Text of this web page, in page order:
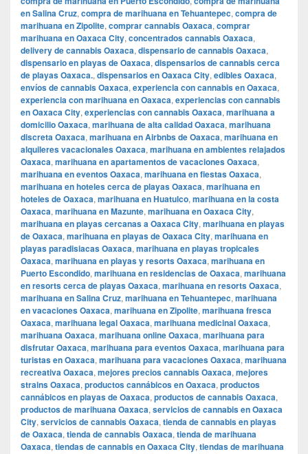
en Salina Cruz, compra de marihuana en Tehuantepec, compra de
marihuana en Zipolite, comprar cannabis Oaxaca, comprar
marihuana en Oaxaca City, concentrados cannabis Oaxaca,
delivery de cannabis Oaxaca, dispensario de cannabis Oaxaca,
dispensario en playas de Oaxaca, dispensarios de cannabis cerca
de playas Oaxaca., dispensarios en Oaxaca City, edibles Oaxaca,
envíos de cannabis Oaxaca, experiencia con cannabis en Oaxaca,
experiencia con marihuana en Oaxaca, experiencias con cannabis
en Oaxaca City, experiencias con cannabis Oaxaca, marihuana a
domicilio Oaxaca, marihuana de alta calidad Oaxaca, marihuana
discreta Oaxaca, marihuana en Airbnbs de Oaxaca, marihuana en
alquileres vacacionales Oaxaca, marihuana en ambientes relajados
Oaxaca, marihuana en apartamentos de vacaciones Oaxaca,
marihuana en eventos Oaxaca, marihuana en fiestas Oaxaca,
marihuana en hoteles cerca de playas Oaxaca, marihuana en
hoteles de Oaxaca, marihuana en Huatulco, marihuana en la costa
Oaxaca, marihuana en Mazunte, marihuana en Oaxaca City,
marihuana en playas cercanas a Oaxaca City, marihuana en playas
de Oaxaca, marihuana en playas de Oaxaca City, marihuana en
playas paradisiacas Oaxaca, marihuana en playas tropicales
Oaxaca, marihuana en playas y resorts Oaxaca, marihuana en
Puerto Escondido, marihuana en residencias de Oaxaca, marihuana
en resorts cerca de playas Oaxaca, marihuana en resorts Oaxaca,
marihuana en Salina Cruz, marihuana en Tehuantepec, marihuana
en vacaciones Oaxaca, marihuana en Zipolite, marihuana fresca
Oaxaca, marihuana legal Oaxaca, marihuana medicinal Oaxaca,
marihuana Oaxaca, marihuana online Oaxaca, marihuana para
disfrutar Oaxaca, marihuana para eventos Oaxaca, marihuana para
turistas en Oaxaca, marihuana para vacaciones Oaxaca, marihuana
recreativa Oaxaca, mejores precios cannabis Oaxaca, mejores
strains Oaxaca, productos cannábicos en Oaxaca, productos
cannábicos en playas de Oaxaca, productos de cannabis Oaxaca,
productos de marihuana Oaxaca, servicios de cannabis en Oaxaca
City, servicios de cannabis Oaxaca, tienda de cannabis en playas
de Oaxaca, tienda de cannabis Oaxaca, tienda de marihuana
Oaxaca, tiendas de cannabis en Oaxaca City, tiendas de marihuana